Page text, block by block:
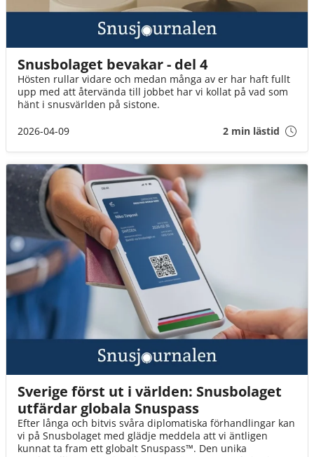
Snusbolaget bevakar - del 4
Hösten rullar vidare och medan många av er har haft fullt
upp med att återvända till jobbet har vi kollat på vad som
hänt i snusvärlden på sistone.
2026-04-09
2 min lästid
Sverige först ut i världen: Snusbolaget
utfärdar globala Snuspass
Efter långa och bitvis svåra diplomatiska förhandlingar kan
vi på Snusbolaget med glädje meddela att vi äntligen
kunnat ta fram ett globalt Snuspass™. Den unika